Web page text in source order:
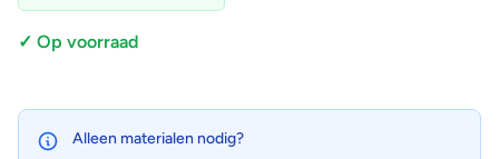
✓ Op voorraad
Alleen materialen nodig?